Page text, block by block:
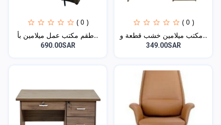
( 0 )
طقم مكتب عمل ميلامين بأ...
690.00SAR
( 0 )
مكتب ميلامين خشب قطعة و...
349.00SAR